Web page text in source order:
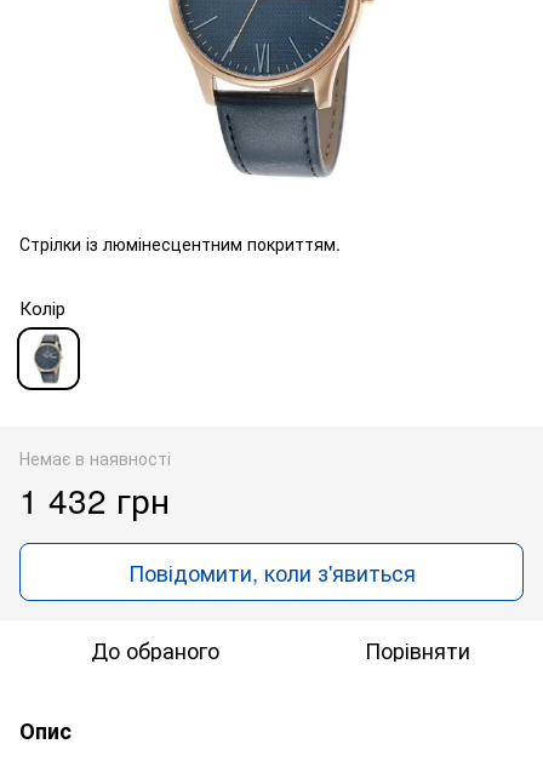
Стрілки із люмінесцентним покриттям.
Колір
Немає в наявності
1 432 грн
Повідомити, коли з'явиться
До обраного Порівняти
Опис